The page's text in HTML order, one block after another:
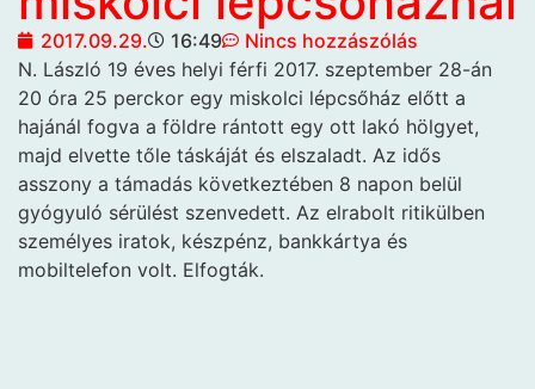
2017.09.29. 16:49
Nincs hozzászólás
N. László 19 éves helyi férfi 2017. szeptember 28-án
20 óra 25 perckor egy miskolci lépcsőház előtt a
hajánál fogva a földre rántott egy ott lakó hölgyet,
majd elvette tőle táskáját és elszaladt. Az idős
asszony a támadás következtében 8 napon belül
gyógyuló sérülést szenvedett. Az elrabolt ritikülben
személyes iratok, készpénz, bankkártya és
mobiltelefon volt. Elfogták.